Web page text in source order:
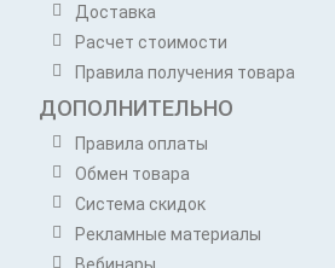
Доставка
Расчет стоимости
Правила получения товара
ДОПОЛНИТЕЛЬНО
Правила оплаты
Обмен товара
Система скидок
Рекламные материалы